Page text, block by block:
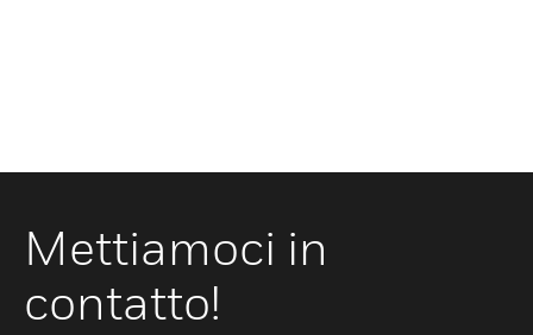
Mettiamoci in
contatto!